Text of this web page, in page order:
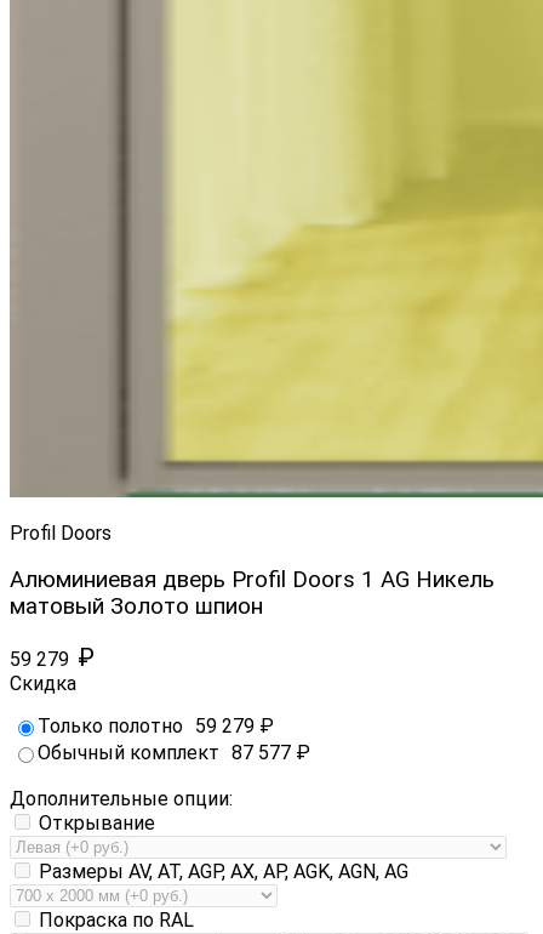
Profil Doors
Алюминиевая дверь Profil Doors 1 AG Никель
матовый Золото шпион
59 279 ₽
Скидка
Только полотно 59 279 ₽
Обычный комплект 87 577 ₽
Дополнительные опции:
Открывание
Размеры AV, AT, AGP, AX, AP, AGK, AGN, AG
Покраска по RAL